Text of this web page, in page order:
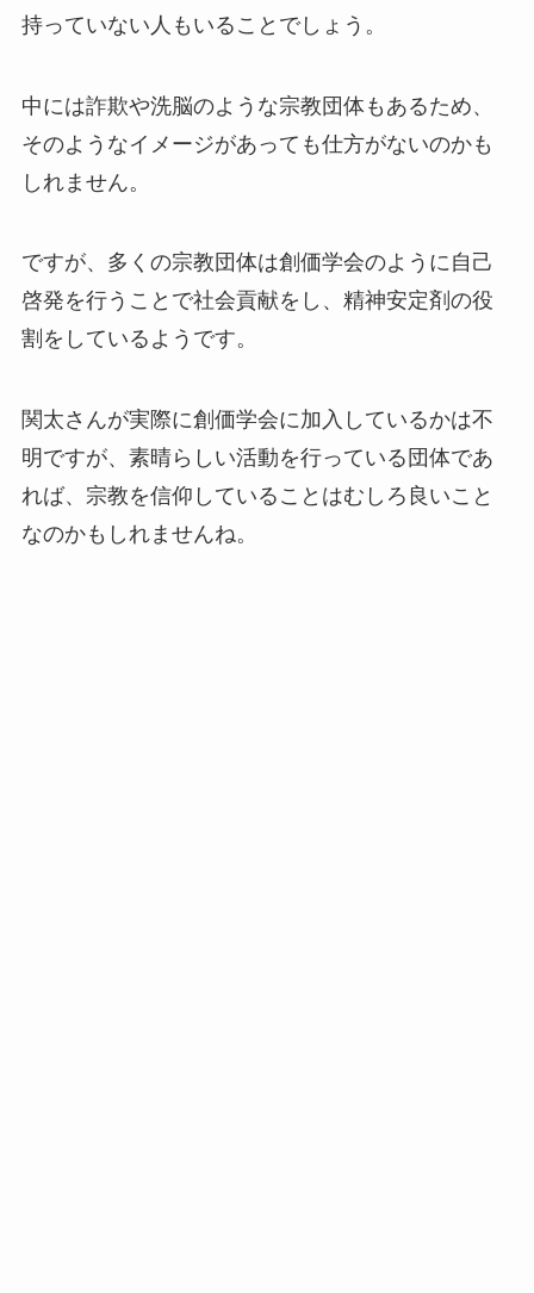
持っていない人もいることでしょう。
中には詐欺や洗脳のような宗教団体もあるため、
そのようなイメージがあっても仕方がないのかも
しれません。
ですが、多くの宗教団体は創価学会のように自己
啓発を行うことで社会貢献をし、精神安定剤の役
割をしているようです。
関太さんが実際に創価学会に加入しているかは不
明ですが、素晴らしい活動を行っている団体であ
れば、宗教を信仰していることはむしろ良いこと
なのかもしれませんね。